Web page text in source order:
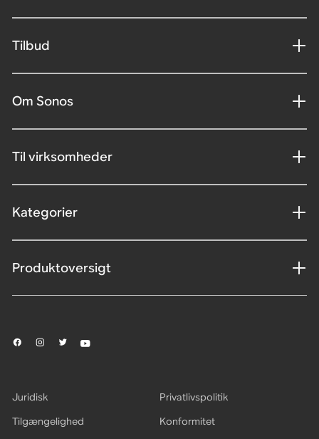
Tilbud
Om Sonos
Til virksomheder
Kategorier
Produktoversigt
Juridisk
Privatlivspolitik
Tilgængelighed
Konformitet